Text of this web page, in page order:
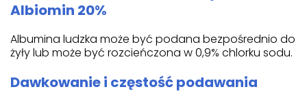
Albiomin 20%
Albumina ludzka może być podana bezpośrednio do
żyły lub może być rozcieńczona w 0,9% chlorku sodu.
Dawkowanie i częstość podawania